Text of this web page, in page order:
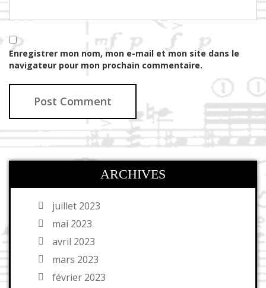
Enregistrer mon nom, mon e-mail et mon site dans le
navigateur pour mon prochain commentaire.
ARCHIVES
juillet 2023
mai 2023
avril 2023
mars 2023
février 2023